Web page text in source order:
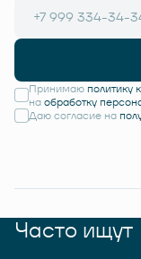
Принимаю политику
на обработку
Даю согласие на
Часто ищут